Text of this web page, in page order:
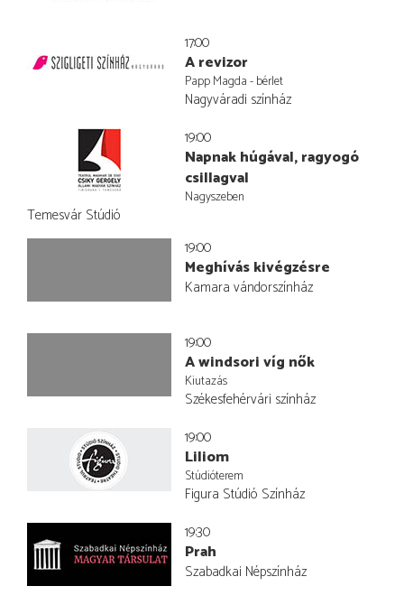
17:00
A revizor
Papp Magda - bérlet
Nagyváradi színház
19:00
Napnak húgával, ragyogó
csillagval
Nagyszeben
Temesvár Stúdió
19:00
Meghívás kivégzésre
Kamara vándorszínház
19:00
A windsori víg nők
Kiutazás
Székesfehérvári színház
19:00
Liliom
Stúdióterem
Figura Stúdió Színház
19:30
Prah
Szabadkai Népszínház